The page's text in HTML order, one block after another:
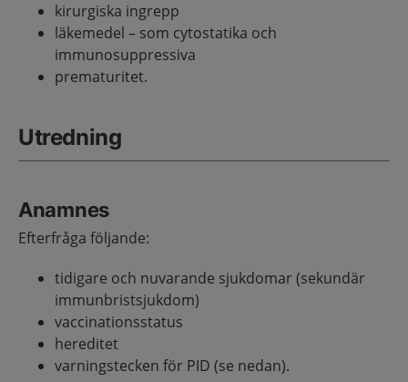
kirurgiska ingrepp
läkemedel – som cytostatika och
immunosuppressiva
prematuritet.
Utredning
Anamnes
Efterfråga följande:
tidigare och nuvarande sjukdomar (sekundär
immunbristsjukdom)
vaccinationsstatus
hereditet
varningstecken för PID (se nedan).